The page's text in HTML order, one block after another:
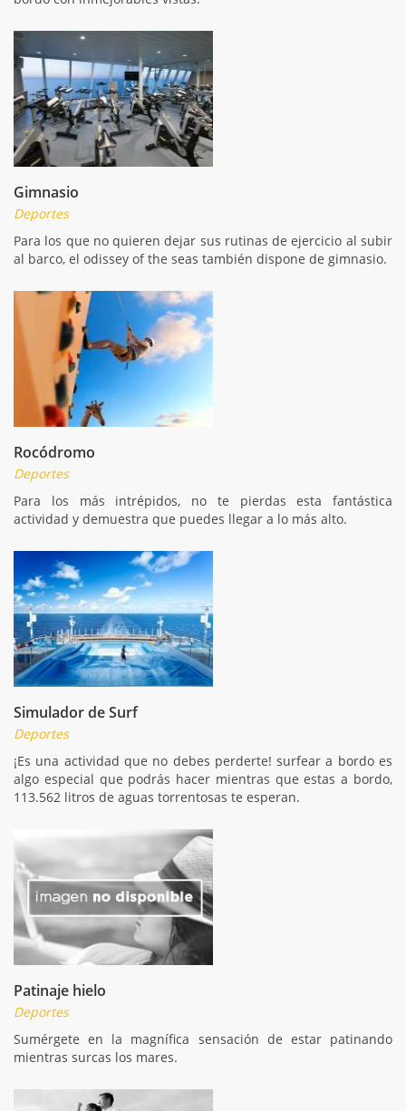
Gimnasio
Deportes
Para los que no quieren dejar sus rutinas de ejercicio al subir
al barco, el odissey of the seas también dispone de gimnasio.
Rocódromo
Deportes
Para los más intrépidos, no te pierdas esta fantástica
actividad y demuestra que puedes llegar a lo más alto.
Simulador de Surf
Deportes
¡Es una actividad que no debes perderte! surfear a bordo es
algo especial que podrás hacer mientras que estas a bordo,
113.562 litros de aguas torrentosas te esperan.
Patinaje hielo
Deportes
Sumérgete en la magnífica sensación de estar patinando
mientras surcas los mares.